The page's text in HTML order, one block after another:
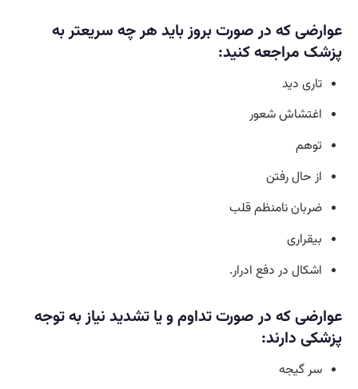
عوارضی که در صورت بروز باید هر چه سریعتر به
پزشک مراجعه کنید:
تاری دید
اغتشاش شعور
توهم
از حال رفتن
ضربان نامنظم قلب
بیقراری
اشکال در دفع ادرار.
عوارضی که در صورت تداوم و یا تشدید نیاز به توجه
پزشکی دارند:
سر گیجه